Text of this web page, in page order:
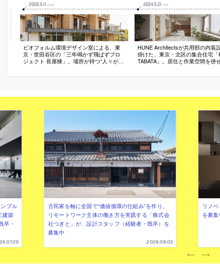
2026.5.11 MON
ビオフォルム環境デザイン室による、東
京・世田谷区の「三年鳴かず飛ばずプロ
ジェクト 長屋棟」。場所が持つ“人々が集
環。子育て世代が暮らす為の建築とし
外への“賑わい”の表出も意図
2024.5.21 TUE
HUNE Architectsが共用部の内装
掛けた、東京・北区の集合住宅「
TABATA」。居住と作業空間を併
して、箇所毎に異なる役割を果た
な質感も与える
プル
建築
卒・
古民家を軸に全国で“価値循環の仕組み”を作り、
リモートワーク主体の働き方を実践する「株式会
社つぎと」が、設計スタッフ（経験者・既卒）を
募集中
2026.08.03
リノ
を募